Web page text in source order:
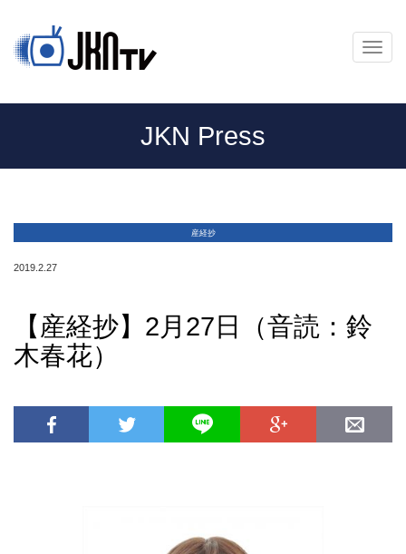
メ
ニ
ー
JKN Press
産経抄
2019.2.27
【産経抄】2月27日（音読：鈴
木春花）